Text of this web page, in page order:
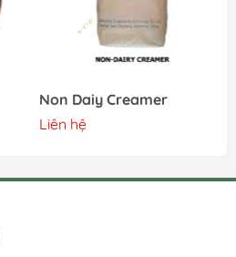
Non Daiy Creamer
Liên hệ